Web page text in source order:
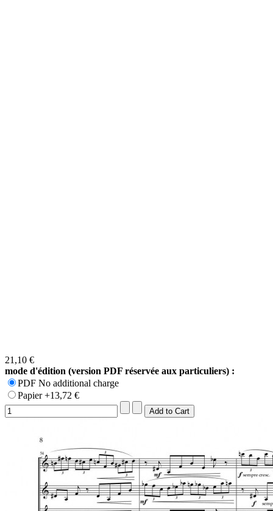
21,10 €
mode d'édition (version PDF réservée aux particuliers) :
PDF No additional charge
Papier +13,72 €